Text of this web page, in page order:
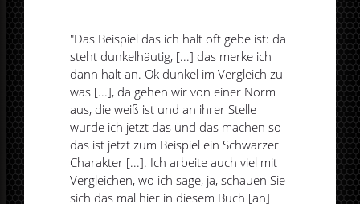
"Das Beispiel das ich halt oft gebe ist: da
steht dunkelhäutig, [...] das merke ich
dann halt an. Ok dunkel im Vergleich zu
was [...], da gehen wir von einer Norm
aus, die weiß ist und an ihrer Stelle
würde ich jetzt das und das machen so
das ist jetzt zum Beispiel ein Schwarzer
Charakter [...]. Ich arbeite auch viel mit
Vergleichen, wo ich sage, ja, schauen Sie
sich das mal hier in diesem Buch [an]